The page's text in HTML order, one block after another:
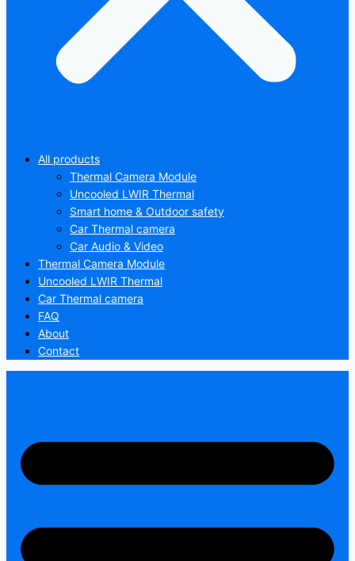
All products
Thermal Camera Module
Uncooled LWIR Thermal
Smart home & Outdoor safety
Car Thermal camera
Car Audio & Video
Thermal Camera Module
Uncooled LWIR Thermal
Car Thermal camera
FAQ
About
Contact